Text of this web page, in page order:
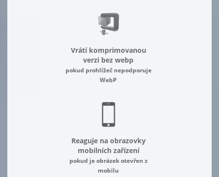
Vrátí komprimovanou
verzi bez webp
pokud prohlížeč nepodporuje
WebP
Reaguje na obrazovky
mobilních zařízení
pokud je obrázek otevřen z
mobilu